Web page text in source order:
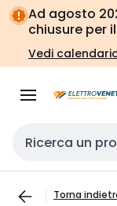
Vai alla
navigazione
Vai
alla
pagina
Ad agosto
chiusure per
Vedi
Cerca input
Torna